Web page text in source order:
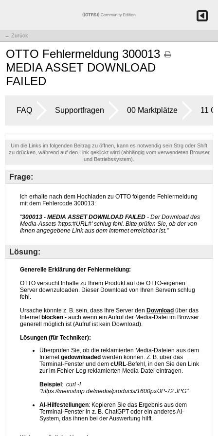
← Zurück
OTTO Fehlermeldung 300013 -
MEDIA ASSET DOWNLOAD
FAILED
FAQ Supportfragen 00 Marktplätze 11
Um die Links im folgenden Beitrag zu öffnen, kann es notwendig sein Strg oder Shift
zu drücken, während auf den Link geklickt wird (abhängig vom verwendeten Browser
und Betriebssystem).
Frage:
Lösung: